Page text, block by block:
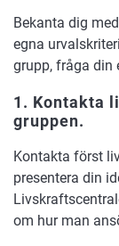
Bekanta dig med
egna
grupp, fråga din
1. Kontakta
gruppen.
Kontakta först
presentera din
om hur man